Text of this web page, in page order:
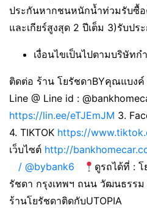
ประกันหากชนหนักน้ำท่วมรับซื้
และเกียร์สูงสุด 2 ปีเต็ม 3)รับปร
เงื่อนไขเป็นไปตามบริษัทก
ติดต่อ ร้าน โยรัชดาBYคุณแบงค์
Line @ Line id :
https://lin.ee/eTJEmJM 3.
4. TIKTOK https://
เว็บไซต์ http://
/ @bybank6
ดูรถได้ที่ :
รัชดา กรุงเทพฯ ถนน วัฒนธรรม
ร้านโยรัชดาติดกับUTOPIA